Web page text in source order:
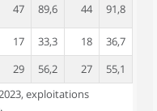
47 89,6 44 91,8
17 33,3 18
36,7
29 56,2 27
55,1
exploitations